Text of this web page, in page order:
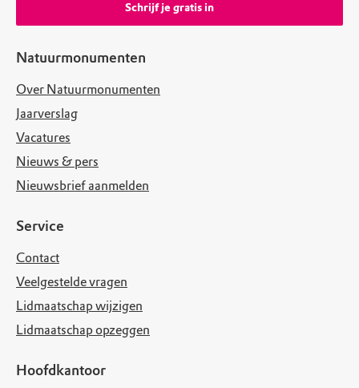
Natuurmonumenten
Over Natuurmonumenten
Jaarverslag
Vacatures
Nieuws & pers
Nieuwsbrief aanmelden
Service
Contact
Veelgestelde vragen
Lidmaatschap wijzigen
Lidmaatschap opzeggen
Hoofdkantoor
Schrijf je gratis in